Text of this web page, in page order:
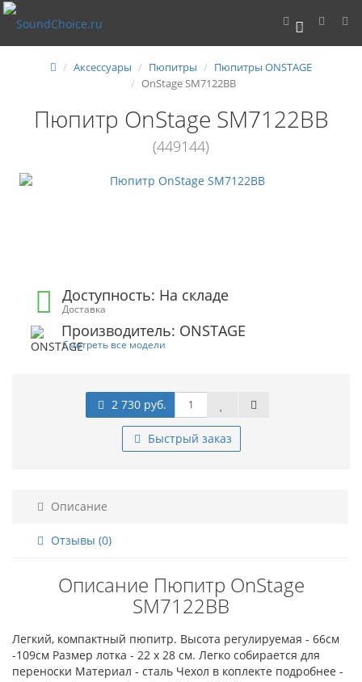
0
Аксессуары Пюпитры
Пюпитры ONSTAGE
OnStage SM7122BB
Пюпитр OnStage SM7122BB
(449144)
Доступность: На складе
Доставка
Производитель: ONSTAGE
Смотреть все модели
2 730 руб.
Быстрый заказ
Описание
Отзывы (0)
Описание Пюпитр OnStage
SM7122BB
Легкий, компактный пюпитр. Высота регулируемая - 66см
-109см Размер лотка - 22 х 28 см. Легко собирается для
переноски Материал - сталь Чехол в коплекте подробнее -